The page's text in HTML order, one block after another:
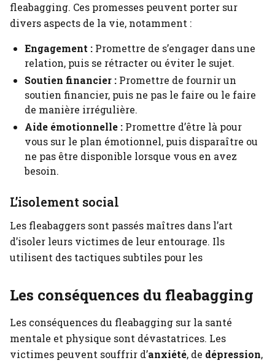
fleabagging. Ces promesses peuvent porter sur
divers aspects de la vie, notamment :
Engagement : Promettre de s’engager dans une
relation, puis se rétracter ou éviter le sujet.
Soutien financier : Promettre de fournir un
soutien financier, puis ne pas le faire ou le faire
de manière irrégulière.
Aide émotionnelle : Promettre d’être là pour
vous sur le plan émotionnel, puis disparaître ou
ne pas être disponible lorsque vous en avez
besoin.
L’isolement social
Les fleabaggers sont passés maîtres dans l’art
d’isoler leurs victimes de leur entourage. Ils
utilisent des tactiques subtiles pour les
Les conséquences du fleabagging
Les conséquences du fleabagging sur la santé
mentale et physique sont dévastatrices. Les
victimes peuvent souffrir d’anxiété, de dépression,